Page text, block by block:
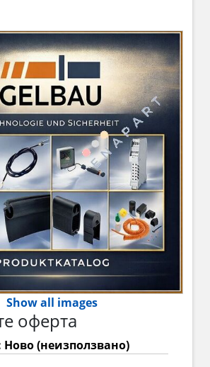
Show all images
оферта
Ново (неизползвано)